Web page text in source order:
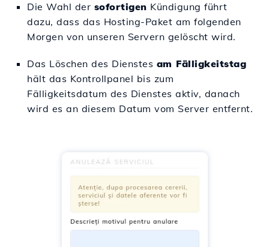
Die Wahl der sofortigen Kündigung führt
dazu, dass das Hosting-Paket am folgenden
Morgen von unseren Servern gelöscht wird.
Das Löschen des Dienstes am Fälligkeitstag
hält das Kontrollpanel bis zum
Fälligkeitsdatum des Dienstes aktiv, danach
wird es an diesem Datum vom Server entfernt.